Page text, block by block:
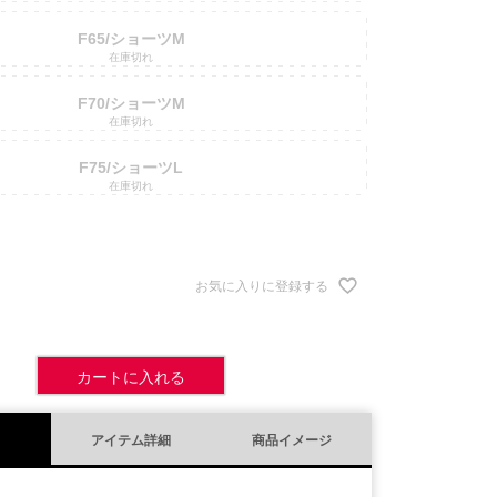
F65/ショーツM
在庫切れ
F70/ショーツM
在庫切れ
F75/ショーツL
在庫切れ
お気に入りに登録する
カートに入れる
アイテム詳細 商品イメージ